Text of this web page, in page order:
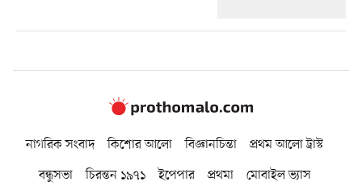
নাগরিক সংবাদ কিশোর আলো বিজ্ঞানচিন্তা
প্রথম আলো ট্রাস্ট
বন্ধুসভা
চিরন্তন ১৯৭১ ইপেপার প্রথমা মোবাইল ভ্যাস